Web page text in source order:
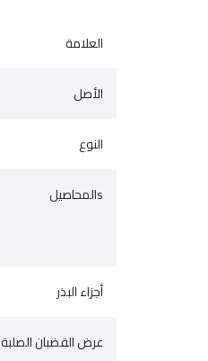
العلامة
الأصل
النوع
المحاصيلs
أجزاء البذر
عرض القضبان الصلبة